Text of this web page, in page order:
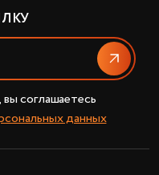
соглашаетесь
данных